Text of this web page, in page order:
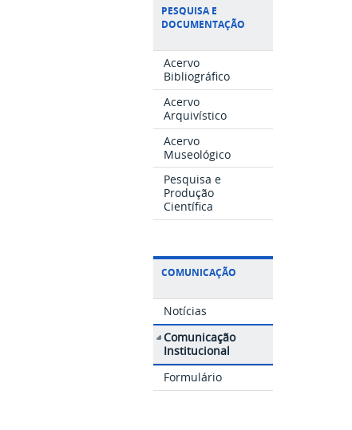
PESQUISA E
DOCUMENTAÇÃO
Acervo
Bibliográfico
Acervo
Arquivístico
Acervo
Museológico
Pesquisa e
Produção
Científica
COMUNICAÇÃO
Notícias
Comunicação
Institucional
Formulário